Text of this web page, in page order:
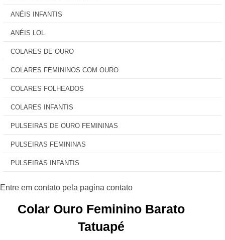
ANÉIS INFANTIS
ANÉIS LOL
COLARES DE OURO
COLARES FEMININOS COM OURO
COLARES FOLHEADOS
COLARES INFANTIS
PULSEIRAS DE OURO FEMININAS
PULSEIRAS FEMININAS
PULSEIRAS INFANTIS
Colar Ouro Feminino Barato
Tatuapé